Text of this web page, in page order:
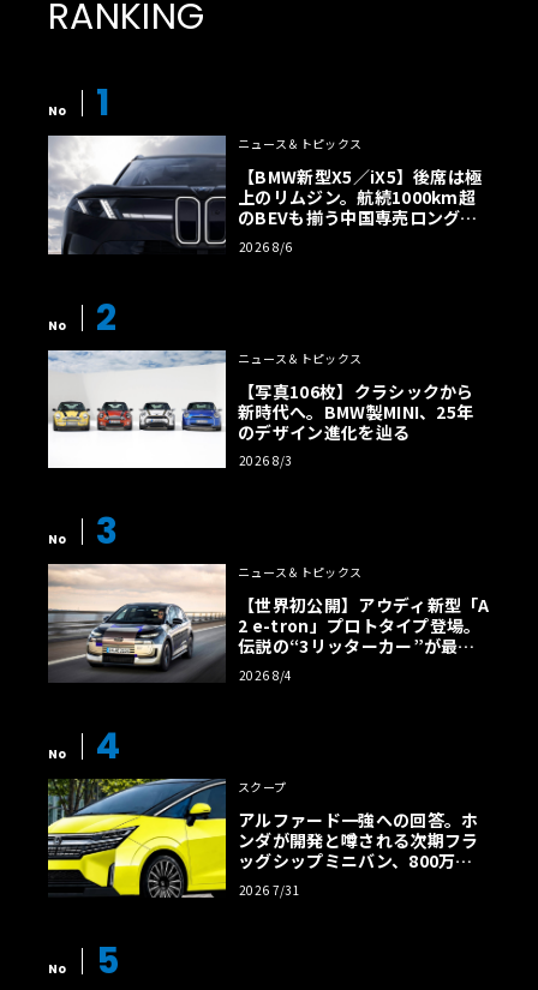
RANKING
No 1
ニュース＆トピックス
【BMW新型X5／iX5】後席は極
上のリムジン。航続1000km超
のBEVも揃う中国専売ロング仕
様の全貌
2026 8/6
No 2
ニュース＆トピックス
【写真106枚】クラシックから
新時代へ。BMW製MINI、25年
のデザイン進化を辿る
2026 8/3
No 3
ニュース＆トピックス
【世界初公開】アウディ新型「A
2 e-tron」プロトタイプ登場。
伝説の“3リッターカー”が最高
効率エントリーBEVとして復活
【画像38枚】
2026 8/4
No 4
スクープ
アルファード一強への回答。ホ
ンダが開発と噂される次期フラ
ッグシップミニバン、800万円
超の勝算【予想CG】
2026 7/31
No 5